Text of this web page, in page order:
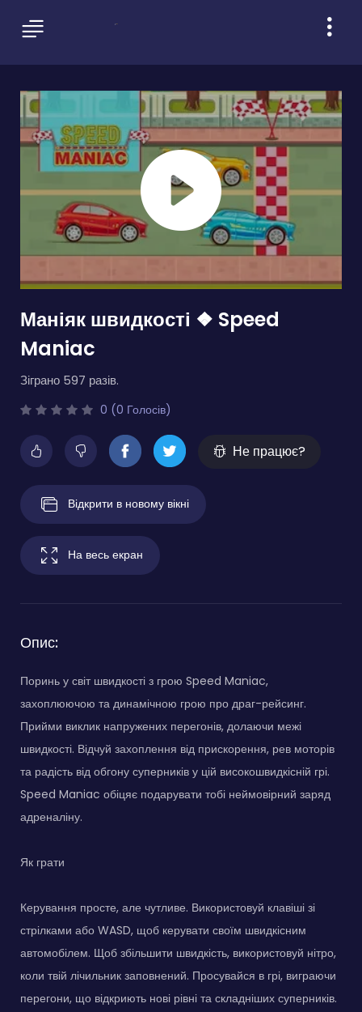
Маніяк швидкості ❖ Speed
Maniac
Зіграно 597 разів.
0 (0 Голосів)
Не працює?
Відкрити в новому вікні
На весь екран
Опис:
Поринь у світ швидкості з грою Speed Maniac,
захоплюючою та динамічною грою про драг-рейсинг.
Прийми виклик напружених перегонів, долаючи межі
швидкості. Відчуй захоплення від прискорення, рев моторів
та радість від обгону суперників у цій високошвидкісній грі.
Speed Maniac обіцяє подарувати тобі неймовірний заряд
адреналіну.
Як грати
Керування просте, але чутливе. Використовуй клавіші зі
стрілками або WASD, щоб керувати своїм швидкісним
автомобілем. Щоб збільшити швидкість, використовуй нітро,
коли твій лічильник заповнений. Просувайся в грі, виграючи
перегони, що відкриють нові рівні та складніших суперників.